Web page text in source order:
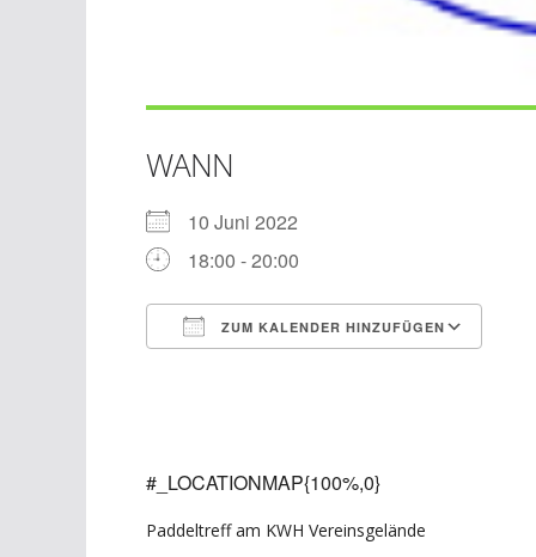
WANN
10 Juni 2022
18:00 - 20:00
ZUM KALENDER HINZUFÜGEN
#_LOCATIONMAP{100%,0}
Paddeltreff am KWH Vereinsgelände